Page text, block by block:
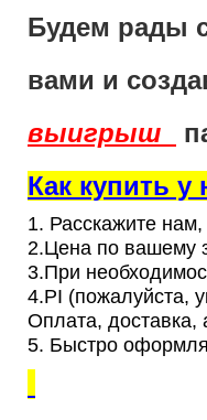
Будем рады
вами и
выигрыш
Как купить у
1. Расскажите
2.Цена по вашему
3.При
4.PI (пожалуйста,
Оплата, доставка,
5. Быстро